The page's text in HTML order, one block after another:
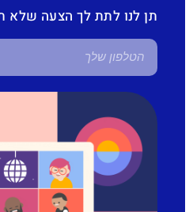
תן לנו לתת לך הצעה שלא